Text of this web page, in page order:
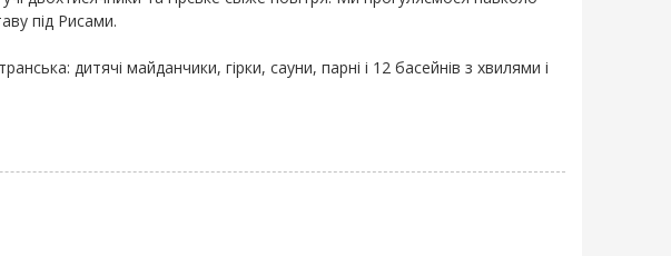
під Рисами.
дитячі майданчики, гірки, сауни, парні і 12 басейнів з хвилями і